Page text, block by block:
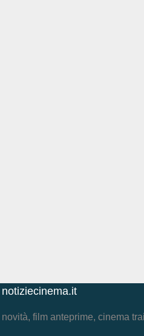
notiziecinema.it
novità, film anteprime, cinema